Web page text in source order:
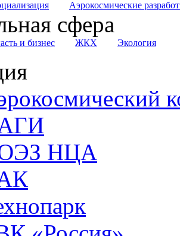
Аэрокосмические
сфера
и бизнес ЖКХ Экология
НЦА